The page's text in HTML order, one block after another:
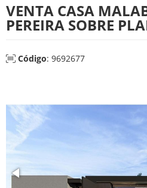
VENTA CASA
PEREIRA SOBRE
Código: 9692677